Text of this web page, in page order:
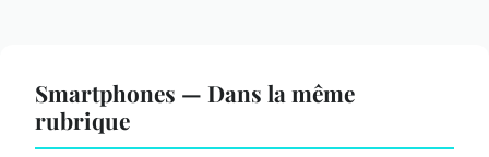
Smartphones — Dans la même
rubrique